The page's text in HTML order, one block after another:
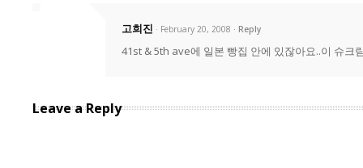
고희진 · February 20, 2008 Reply
41st & 5th ave에 일본 빵집 안에 있잖아요..이 슈크
Leave a Reply